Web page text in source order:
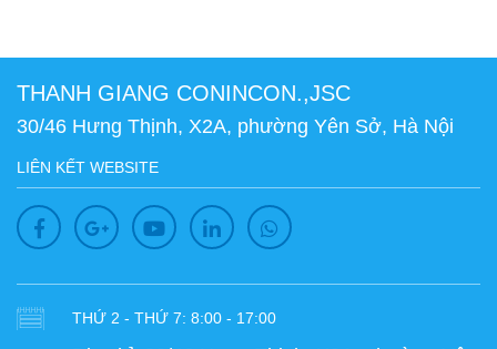
THANH GIANG CONINCON.,JSC
30/46 Hưng Thịnh, X2A, phường Yên Sở, Hà Nội
LIÊN KẾT WEBSITE
THỨ 2 - THỨ 7: 8:00 - 17:00